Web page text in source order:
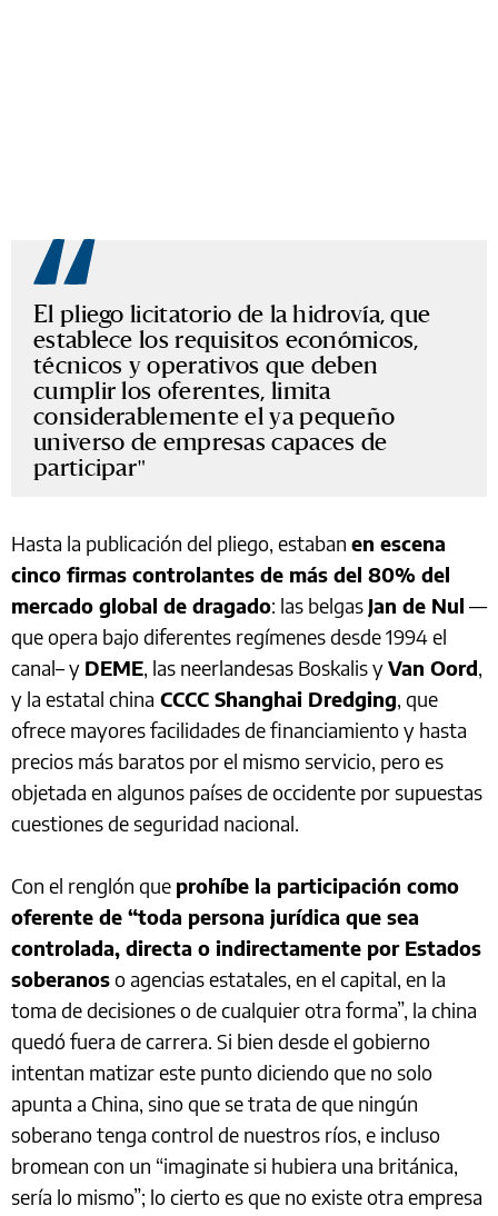
El pliego licitatorio de la hidrovía, que
establece los requisitos económicos,
técnicos y operativos que deben
cumplir los oferentes, limita
considerablemente el ya pequeño
universo de empresas capaces de
participar
Hasta la publicación del pliego, estaban en escena
cinco firmas controlantes de más del 80% del
mercado global de dragado: las belgas Jan de Nul —
que opera bajo diferentes regímenes desde 1994 el
canal– y DEME, las neerlandesas Boskalis yVan Oord,
y la estatal china CCCC Shanghai Dredging, que
ofrece mayores facilidades de financiamiento y hasta
precios más baratos por el mismo servicio, pero es
objetada en algunos países de occidente por supuestas
cuestiones de seguridad nacional.
Con el renglón que prohíbe la participación como
oferente de “toda persona jurídica que sea
controlada, directa o indirectamente por Estados
soberanoso agencias estatales, en el capital, en la
toma de decisiones o de cualquier otra forma”, la china
quedó fuera de carrera. Si bien desde el gobierno
intentan matizar este punto diciendo que no solo
apunta a China, sino que se trata de que ningún
soberano tenga control de nuestros ríos, e incluso
bromean con un “imaginate si hubiera una británica,
sería lo mismo”; lo cierto es que no existe otra empresa